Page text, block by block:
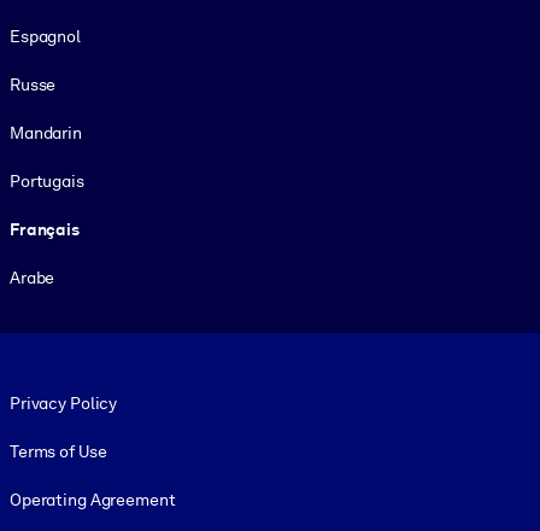
Espagnol
Russe
Mandarin
Portugais
Français
Arabe
Privacy Policy
Terms of Use
Operating Agreement